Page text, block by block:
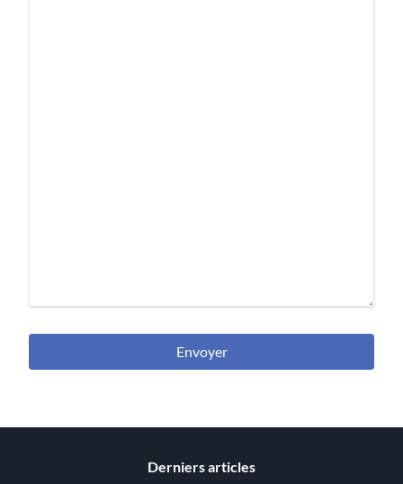
Envoyer
Derniers articles